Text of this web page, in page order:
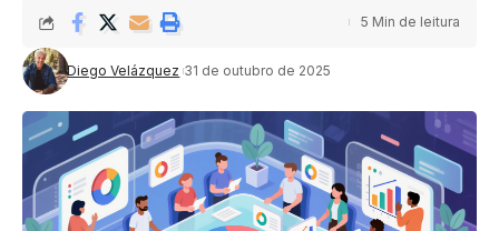
Diego Velázquez 31 de outubro de 2025
5 Min de leitura